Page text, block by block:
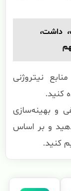
داشت،
نیتروژنی
و بهینه‌سازی
و بر اساس
کنید.